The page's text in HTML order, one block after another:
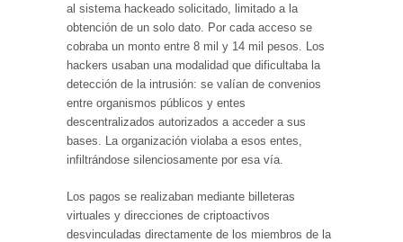
al sistema hackeado solicitado, limitado a la
obtención de un solo dato. Por cada acceso se
cobraba un monto entre 8 mil y 14 mil pesos. Los
hackers usaban una modalidad que dificultaba la
detección de la intrusión: se valían de convenios
entre organismos públicos y entes
descentralizados autorizados a acceder a sus
bases. La organización violaba a esos entes,
infiltrándose silenciosamente por esa vía.
Los pagos se realizaban mediante billeteras
virtuales y direcciones de criptoactivos
desvinculadas directamente de los miembros de la